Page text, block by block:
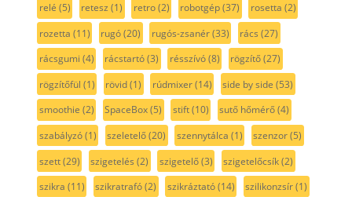
relé (5) retesz (1) retro(2) robotgép(37) rosetta (2)
rozetta (11) rugó(20) rugós-zsanér(33) rács (27)
rácsgumi (4) rácstartó(3) résszívó(8) rögzítő(27)
rögzítőfül (1) rövid(1) rúdmixer(14) side by side (53)
smoothie (2) SpaceBox(5) stift(10) sutő hőmérő(4)
szabályzó(1) szeletelő(20) szennytálca (1) szenzor(5)
szett(29) szigetelés (2) szigetelő(3) szigetelőcsík(2)
szikra (11) szikratrafó(2) szikráztató(14) szilikonzsír(1)